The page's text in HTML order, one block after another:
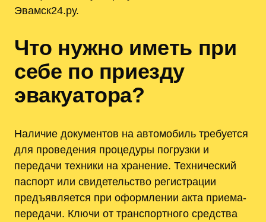
Эвамск24.ру.
Что нужно иметь при
себе по приезду
эвакуатора?
Наличие документов на автомобиль требуется
для проведения процедуры погрузки и
передачи техники на хранение. Технический
паспорт или свидетельство регистрации
предъявляется при оформлении акта приема-
передачи. Ключи от транспортного средства